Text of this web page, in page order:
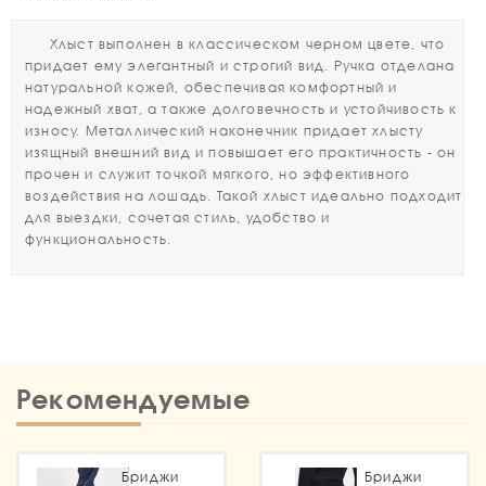
Хлыст выполнен в классическом черном цвете, что
придает ему элегантный и строгий вид. Ручка отделана
натуральной кожей, обеспечивая комфортный и
надежный хват, а также долговечность и устойчивость к
износу. Металлический наконечник придает хлысту
изящный внешний вид и повышает его практичность - он
прочен и служит точкой мягкого, но эффективного
воздействия на лошадь. Такой хлыст идеально подходит
для выездки, сочетая стиль, удобство и
функциональность.
Рекомендуемые
Бриджи
Бриджи